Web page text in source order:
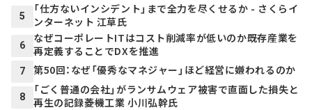
5
「仕方ないインシデント」まで全力を尽くせるか - さくらイ
ンターネット 江草氏
6
なぜコーポレートITはコスト削減率が低いのか――既存産業を
再定義することでDXを推進
7 第50回：なぜ「優秀なマネジャー」ほど経営に嫌われるのか
8
「ごく普通の会社」がランサムウェア被害で直面した損失と
再生の記録――菱機工業 小川弘幹氏